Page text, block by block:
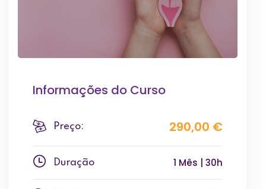
Informações do Curso
Preço: 290,00 €
Duração 1 Mês | 30h